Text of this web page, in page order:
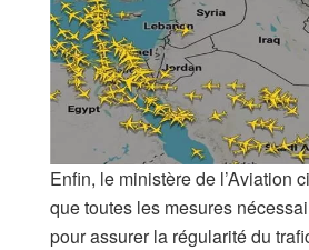
Enfin, le ministère de l’Aviation
que toutes les mesures
pour assurer la régularité du